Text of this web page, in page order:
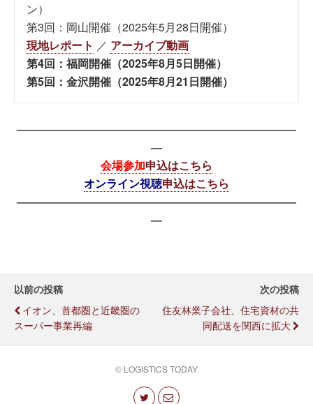
ン）
第3回：岡山開催（2025年5月28日開催）
現地レポート ／ アーカイブ動画
第4回：福岡開催（2025年8月5日開催）
第5回：金沢開催（2025年8月21日開催）
—————————————————————————
—
会場参加申込はこちら
オンライン視聴申込はこちら
—————————————————————————
—
以前の投稿
イオン、首都圏と近畿圏の
スーパー事業再編
次の投稿
住友林業子会社、住宅資材の共
同配送を関西に拡大
© LOGISTICS TODAY